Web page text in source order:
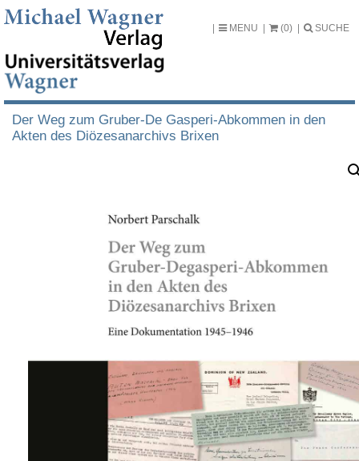
MENU (0) SUCHE
Der Weg zum Gruber-De Gasperi-Abkommen in den
Akten des Diözesanarchivs Brixen